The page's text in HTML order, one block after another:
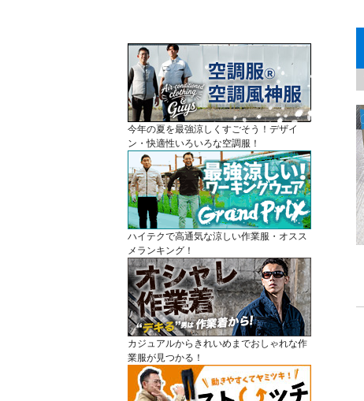
今年の夏を最強涼しくすごそう！デザイ
ン・快適性いろいろな空調服！
ハイテクで高通気な涼しい作業服・オスス
メランキング！
カジュアルからきれいめまでおしゃれな作
業服が見つかる！